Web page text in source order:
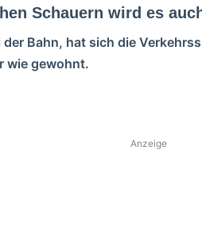
Schauern wird es
Bahn, hat sich die
wie gewohnt.
Anzeige